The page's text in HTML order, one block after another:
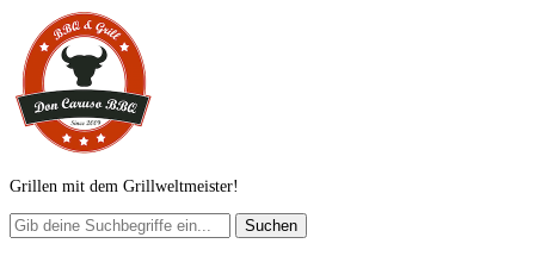
Grillen mit dem Grillweltmeister!